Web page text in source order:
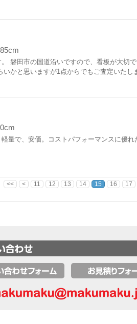
磐田市の国道沿いですので、看板が大切
かと思いますが1点からでもご査定いたし
量で、安価。コストパフォーマンスに優れ
<< < 11 12 13 14 15 16 17